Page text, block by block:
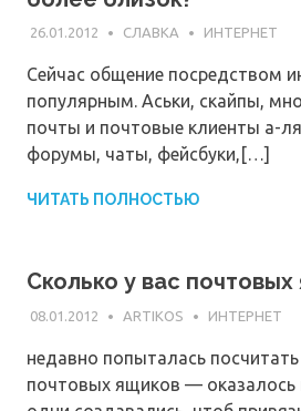
26.01.2012 СЛАВКА ИНТЕРНЕТ
Сейчас общение посредством
популярным. Аськи, скайпы,
почты и почтовые клиенты а-ля
форумы, чаты, фейсбуки,[…]
ЧИТАТЬ ПОЛНОСТЬЮ
Сколько у вас почтовых
08.01.2012 ARTIKOS ИНТЕРНЕТ
недавно попыталась
почтовых ящиков — оказалось